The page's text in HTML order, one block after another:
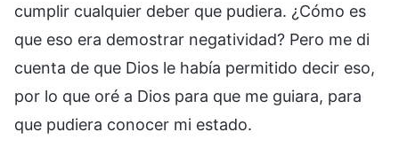
cumplir cualquier deber que pudiera. ¿Cómo es
que eso era demostrar negatividad? Pero me di
cuenta de que Dios le había permitido decir eso,
por lo que oré a Dios para que me guiara, para
que pudiera conocer mi estado.